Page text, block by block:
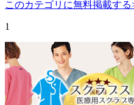
このカテゴリに無料掲載する
1